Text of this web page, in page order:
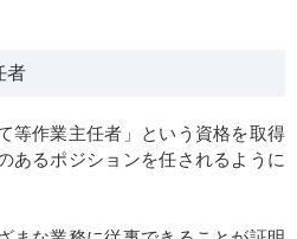
者
等作業主任者」という資格を取得
あるポジションを任されるように